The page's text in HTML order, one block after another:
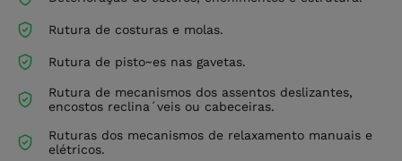
Rutura de costuras e molas.
Rutura de pisto~es nas gavetas.
Rutura de mecanismos dos assentos deslizantes,
encostos reclina´veis ou cabeceiras.
Ruturas dos mecanismos de relaxamento manuais e
elétricos.